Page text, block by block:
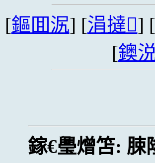
[鏂囬泦] [涓撻] [
[鐭
鎵€璺熷笘: 脨